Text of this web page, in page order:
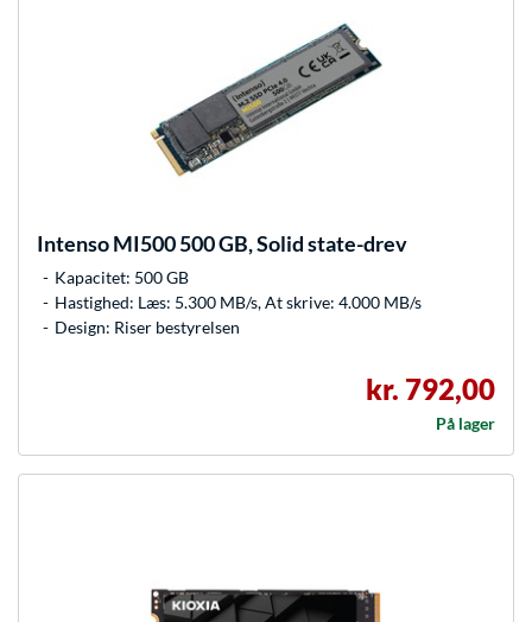
IntensoMI500 500 GB, Solid state-drev
Kapacitet: 500 GB
Hastighed: Læs: 5.300 MB/s, At skrive: 4.000 MB/s
Design: Riser bestyrelsen
kr. 792,00
På lager